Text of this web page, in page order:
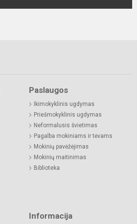
Paslaugos
Ikimokyklinis ugdymas
Priešmokyklinis ugdymas
Neformalusis švietimas
Pagalba mokiniams ir tėvams
Mokinių pavėžėjimas
Mokinių maitinimas
Biblioteka
Informacija